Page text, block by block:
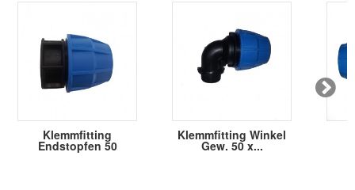
Klemmfitting
Endstopfen 50
Klemmfitting Winkel
Gew. 50 x...